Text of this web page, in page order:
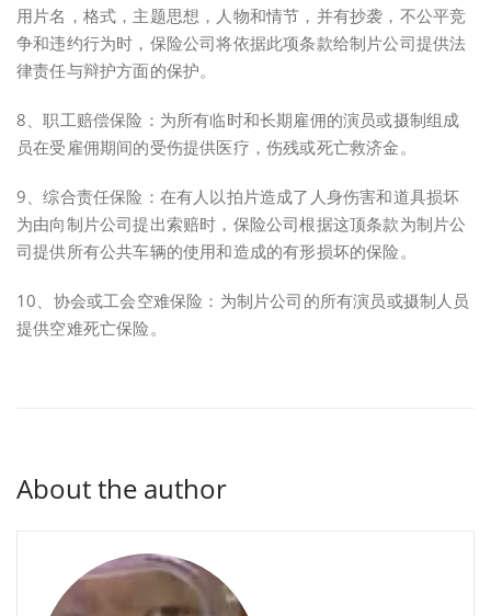
用片名，格式，主题思想，人物和情节，并有抄袭，不公平竞
争和违约行为时，保险公司将依据此项条款给制片公司提供法
律责任与辩护方面的保护。
8、职工赔偿保险：为所有临时和长期雇佣的演员或摄制组成
员在受雇佣期间的受伤提供医疗，伤残或死亡救济金。
9、综合责任保险：在有人以拍片造成了人身伤害和道具损坏
为由向制片公司提出索赔时，保险公司根据这顶条款为制片公
司提供所有公共车辆的使用和造成的有形损坏的保险。
10、协会或工会空难保险：为制片公司的所有演员或摄制人员
提供空难死亡保险。
About the author